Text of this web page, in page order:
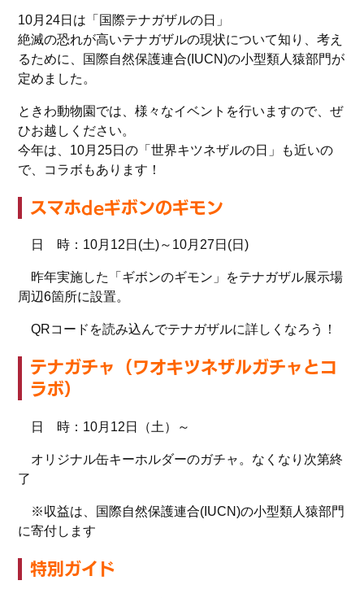
10月24日は「国際テナガザルの日」
絶滅の恐れが高いテナガザルの現状について知り、考え
るために、国際自然保護連合(IUCN)の小型類人猿部門が
定めました。
ときわ動物園では、様々なイベントを行いますので、ぜ
ひお越しください。
今年は、10月25日の「世界キツネザルの日」も近いの
で、コラボもあります！
スマホdeギボンのギモン
日 時：10月12日(土)～10月27日(日)
昨年実施した「ギボンのギモン」をテナガザル展示場
周辺6箇所に設置。
QRコードを読み込んでテナガザルに詳しくなろう！
テナガチャ（ワオキツネザルガチャとコ
ラボ）
日 時：10月12日（土）～
オリジナル缶キーホルダーのガチャ。なくなり次第終
了
※収益は、国際自然保護連合(IUCN)の小型類人猿部門
に寄付します
特別ガイド